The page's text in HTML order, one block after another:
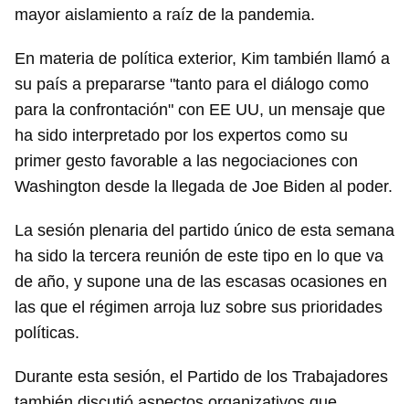
mayor aislamiento a raíz de la pandemia.
En materia de política exterior, Kim también llamó a
su país a prepararse "tanto para el diálogo como
para la confrontación" con EE UU, un mensaje que
ha sido interpretado por los expertos como su
primer gesto favorable a las negociaciones con
Washington desde la llegada de Joe Biden al poder.
La sesión plenaria del partido único de esta semana
ha sido la tercera reunión de este tipo en lo que va
de año, y supone una de las escasas ocasiones en
las que el régimen arroja luz sobre sus prioridades
políticas.
Durante esta sesión, el Partido de los Trabajadores